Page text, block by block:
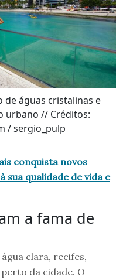
de águas cristalinas e
urbano // Créditos:
/ sergio_pulp
conquista novos
qualidade de vida e
a fama de
clara, recifes,
da cidade. O